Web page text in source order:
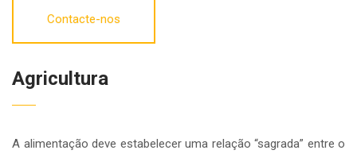
Contacte-nos
Agricultura
A alimentação deve estabelecer uma relação “sagrada” entre o